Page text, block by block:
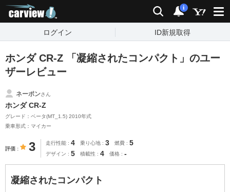
検索 通知
i
ログイン ID新規取得
ホンダ CR-Z 「凝縮されたコンパクト」のユー
ザーレビュー
ネーポンさん
ホンダ CR-Z
グレード：ベータ(MT_1.5) 2010年式
乗車形式：マイカー
評価 3 走行性能 4 乗り心地 3 燃費 5
デザイン 5 積載性 4 価格 -
凝縮されたコンパクト